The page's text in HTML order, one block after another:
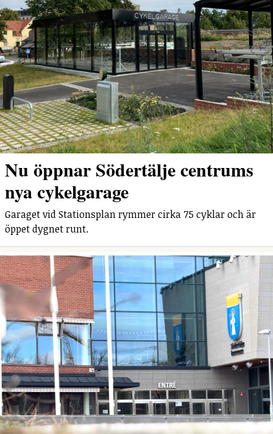
Nu öppnar Södertälje centrums
nya cykelgarage
Garaget vid Stationsplan rymmer cirka 75 cyklar och är
öppet dygnet runt.